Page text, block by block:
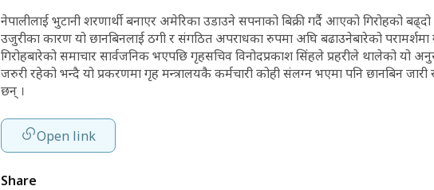
नेपालीलाई भुटानी शरणार्थी बनाएर अमेरिका उडाउने सपनाको बिक्री गर्दै आएको गिरोहको
उजुरीका कारण यो छानबिनलाई ठगी र संगठित अपराधका रुपमा अघि बढाउनेबारेको
गिरोहबारेको समाचार सार्वजनिक भएपछि गृहसचिव विनोदप्रकाश सिंहले प्रहरीले थालेको यो
जरुरी रहेको भन्दै यो प्रकरणमा गृह मन्त्रालयकै कर्मचारी कोही संलग्न भएमा पनि छानबिन जारी
छन् ।
Open link
Share